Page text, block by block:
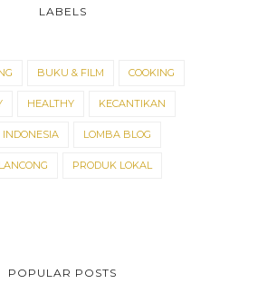
LABELS
BUKU & FILM COOKING
HEALTHY KECANTIKAN
INDONESIA LOMBA BLOG
PRODUK LOKAL
POPULAR POSTS